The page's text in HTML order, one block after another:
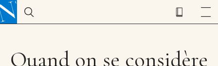
Quand on se considère